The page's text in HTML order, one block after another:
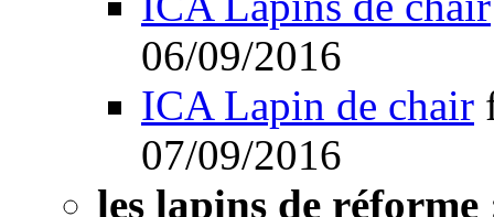
06/09/2016
ICA Lapin de chair
07/09/2016
les lapins de réforme